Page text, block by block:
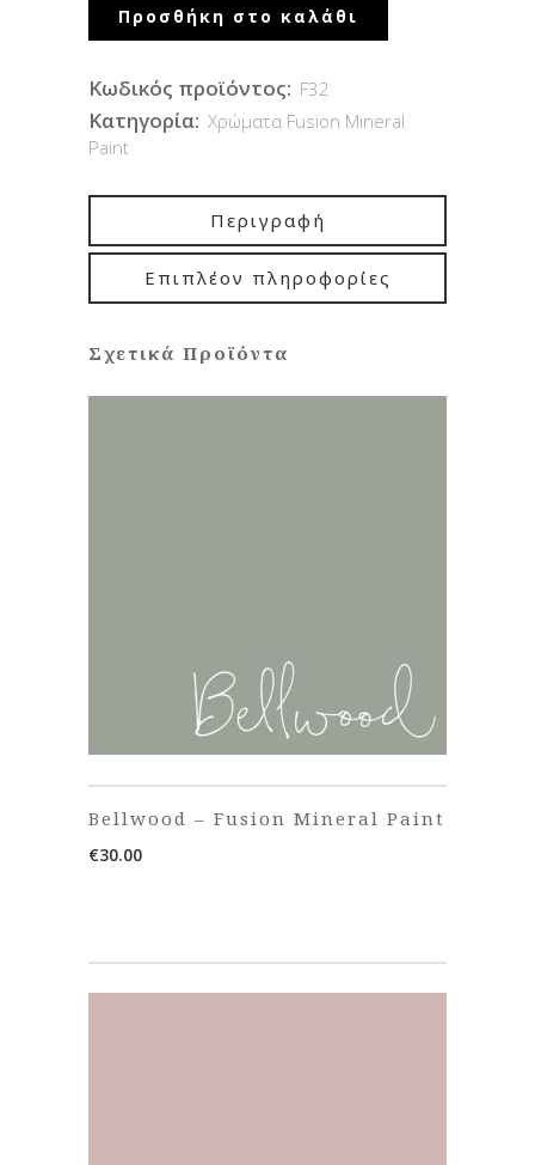
Προσθήκη στο καλάθι
Κωδικός προϊόντος: F32
Κατηγορία: Χρώματα Fusion Mineral
Paint
Περιγραφή
Επιπλέον πληροφορίες
Σχετικά Προϊόντα
Bellwood – Fusion Mineral Paint
€30.00